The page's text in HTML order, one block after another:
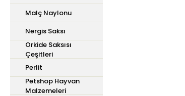
Malç Naylonu
Nergis Saksı
Orkide Saksısı
Çeşitleri
Perlit
Petshop Hayvan
Malzemeleri